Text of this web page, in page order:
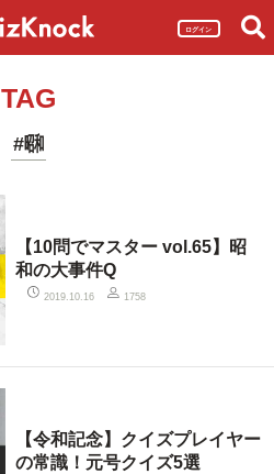
ログイン
TAG
#㍼
【10問でマスター vol.65】昭
和の大事件Q
2019.10.16 1758
【令和記念】クイズプレイヤー
の常識！元号クイズ5選